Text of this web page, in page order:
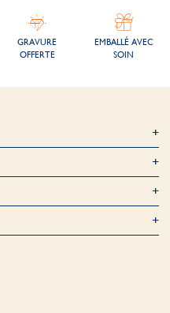
GRAVURE
OFFERTE
EMBALLÉ AVEC
SOIN